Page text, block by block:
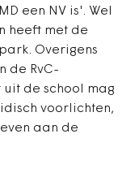
een NV is'. Wel
heeft met de
Overigens
de RvC-
de school mag
voorlichten,
aan de